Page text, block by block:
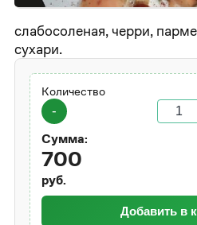
слабосоленая, черри,
сухари.
Количество
-
Сумма:
700
руб.
Добавить в